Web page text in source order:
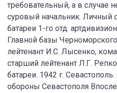
требовательный, а в случае
суровый начальник. Личный
батареи 1-го отд.
Главной базы
лейтенант И.С. Лысенко,
старший лейтенант Л.Г.
батареи. 1942 г.
обороны Севастополя